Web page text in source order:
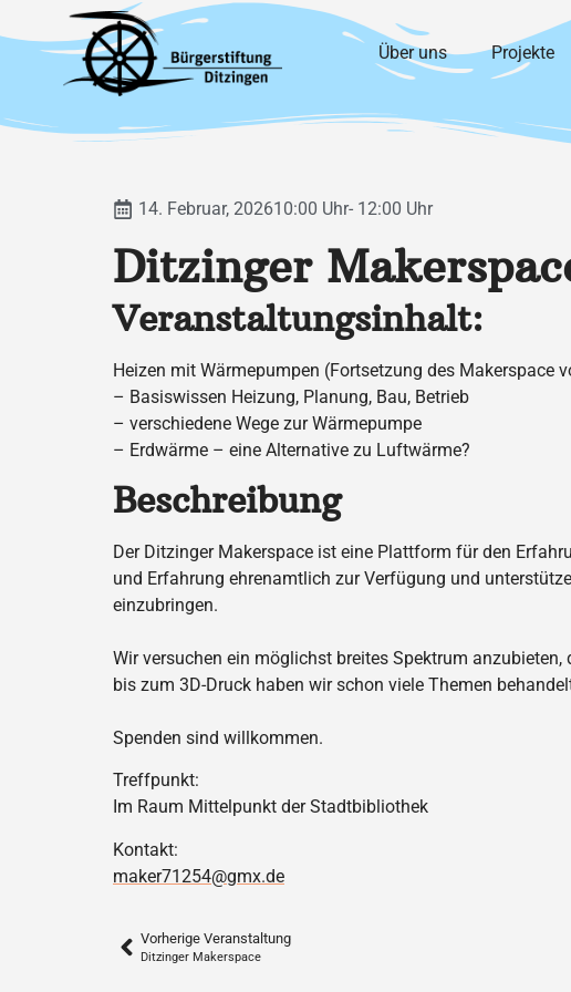
Über uns Projekte
14. Februar, 202610:00 Uhr- 12:00 Uhr
Ditzinger
Veranstaltungsinhalt:
Heizen mit Wärmepumpen (Fortsetzung des Makerspace
– Basiswissen Heizung, Planung, Bau, Betrieb
– verschiedene Wege zur Wärmepumpe
– Erdwärme – eine Alternative zu Luftwärme?
Beschreibung
Der Ditzinger Makerspace ist eine Plattform für den
und Erfahrung ehrenamtlich zur Verfügung und
einzubringen.
Wir versuchen ein möglichst breites Spektrum anzubieten,
bis zum 3D-Druck haben wir schon viele Themen
Spenden sind willkommen.
Treffpunkt:
Im Raum Mittelpunkt der Stadtbibliothek
Kontakt:
maker71254@gmx.de
Vorherige Veranstaltung
Ditzinger Makerspace